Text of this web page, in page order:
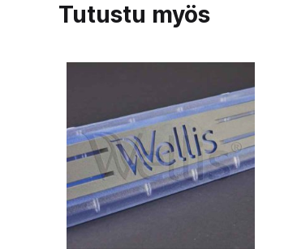
Tutustu myös